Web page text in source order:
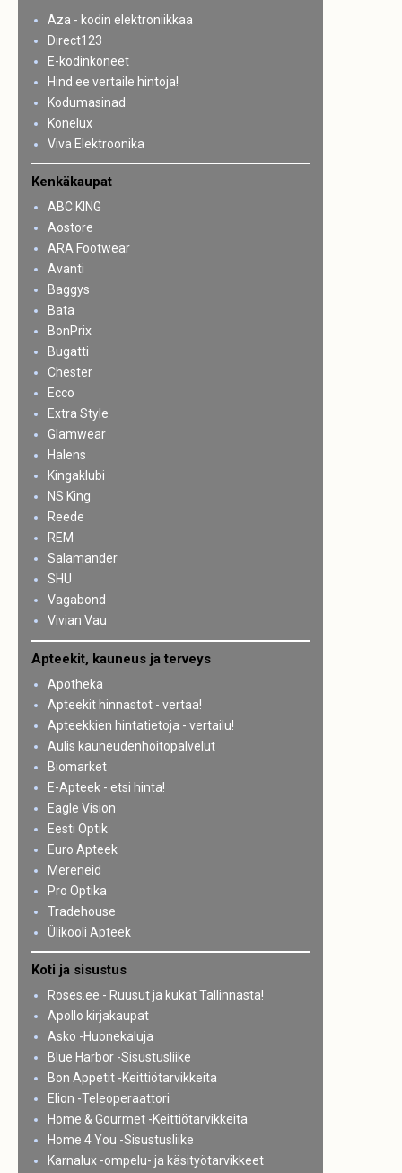
Aza - kodin elektroniikkaa
Direct123
E-kodinkoneet
Hind.ee vertaile hintoja!
Kodumasinad
Konelux
Viva Elektroonika
Kenkäkaupat
ABC KING
Aostore
ARA Footwear
Avanti
Baggys
Bata
BonPrix
Bugatti
Chester
Ecco
Extra Style
Glamwear
Halens
Kingaklubi
NS King
Reede
REM
Salamander
SHU
Vagabond
Vivian Vau
Apteekit, kauneus ja terveys
Apotheka
Apteekit hinnastot - vertaa!
Apteekkien hintatietoja - vertailu!
Aulis kauneudenhoitopalvelut
Biomarket
E-Apteek - etsi hinta!
Eagle Vision
Eesti Optik
Euro Apteek
Mereneid
Pro Optika
Tradehouse
Ülikooli Apteek
Koti ja sisustus
Roses.ee - Ruusut ja kukat Tallinnasta!
Apollo kirjakaupat
Asko -Huonekaluja
Blue Harbor -Sisustusliike
Bon Appetit -Keittiötarvikkeita
Elion -Teleoperaattori
Home & Gourmet -Keittiötarvikkeita
Home 4 You -Sisustusliike
Karnalux -ompelu- ja käsityötarvikkeet